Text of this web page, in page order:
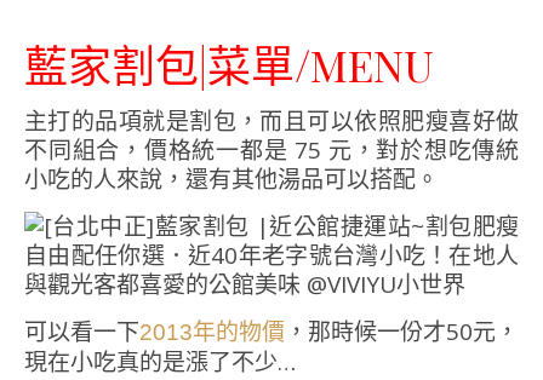
藍家割包|菜單/MENU
主打的品項就是割包，而且可以依照肥瘦喜好做
不同組合，價格統一都是 75 元，對於想吃傳統
小吃的人來說，還有其他湯品可以搭配。
可以看一下2013年的物價 ，那時候一份才50元，
現在小吃真的是漲了不少…